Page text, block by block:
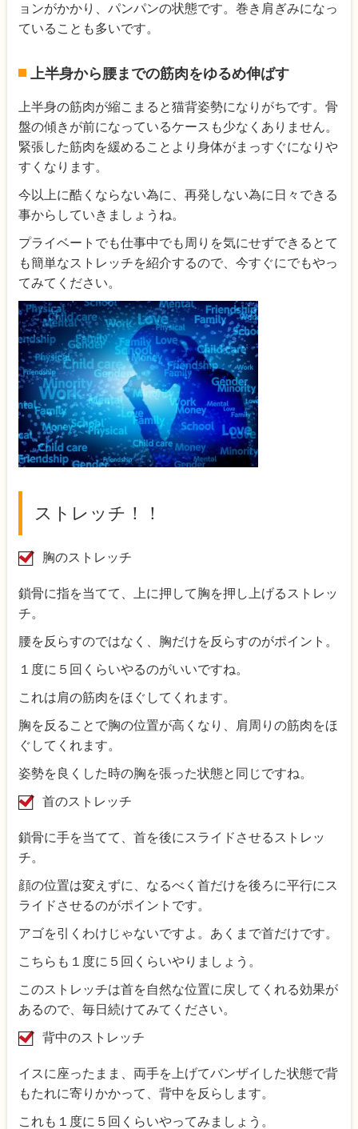
ョンがかかり、パンパンの状態です。巻き肩ぎみになっ
ていることも多いです。
上半身から腰までの筋肉をゆるめ伸ばす
上半身の筋肉が縮こまると猫背姿勢になりがちです。骨
盤の傾きが前になっているケースも少なくありません。
緊張した筋肉を緩めることより身体がまっすぐになりや
すくなります。
今以上に酷くならない為に、再発しない為に日々できる
事からしていきましょうね。
プライベートでも仕事中でも周りを気にせずできるとて
も簡単なストレッチを紹介するので、今すぐにでもやっ
てみてください。
ストレッチ！！
胸のストレッチ
鎖骨に指を当てて、上に押して胸を押し上げるストレッ
チ。
腰を反らすのではなく、胸だけを反らすのがポイント。
１度に５回くらいやるのがいいですね。
これは肩の筋肉をほぐしてくれます。
胸を反ることで胸の位置が高くなり、肩周りの筋肉をほ
ぐしてくれます。
姿勢を良くした時の胸を張った状態と同じですね。
首のストレッチ
鎖骨に手を当てて、首を後にスライドさせるストレッ
チ。
顔の位置は変えずに、なるべく首だけを後ろに平行にス
ライドさせるのがポイントです。
アゴを引くわけじゃないですよ。あくまで首だけです。
こちらも１度に５回くらいやりましょう。
このストレッチは首を自然な位置に戻してくれる効果が
あるので、毎日続けてみてください。
背中のストレッチ
イスに座ったまま、両手を上げてバンザイした状態で背
もたれに寄りかかって、背中を反らします。
これも１度に５回くらいやってみましょう。